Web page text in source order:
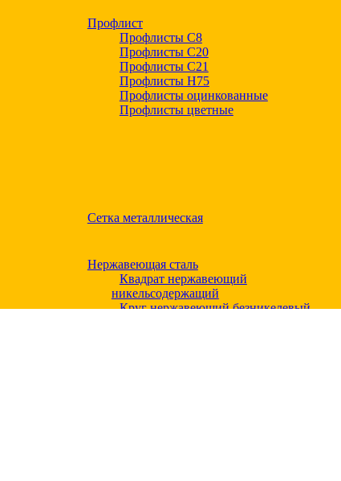
Профлист
Профлисты С8
Профлисты С20
Профлисты C21
Профлисты Н75
Профлисты оцинкованные
Профлисты цветные
Сетка металлическая
Нержавеющая сталь
Квадрат нержавеющий
никельсодержащий
Круг нержавеющий безникелевый